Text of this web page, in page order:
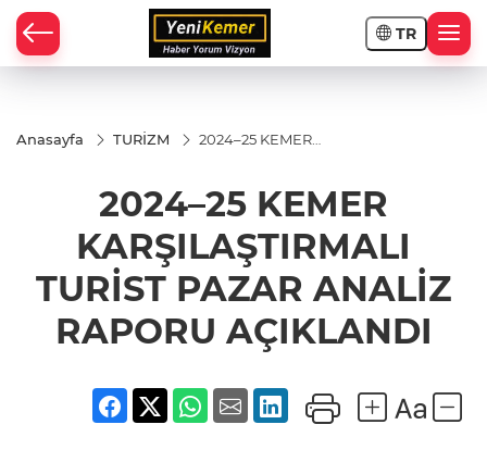
TR
Anasayfa TURİZM
2024–25 KEMER
ANALİZ RAPORU
AÇIKLANDI
2024–25 KEMER
KARŞILAŞTIRMALI
TURİST PAZAR ANALİZ
RAPORU AÇIKLANDI